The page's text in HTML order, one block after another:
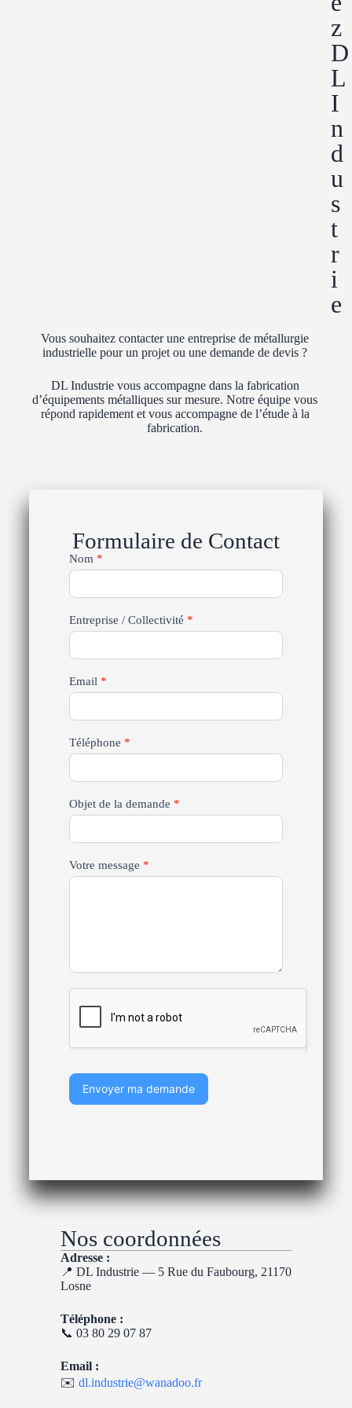
z
D
L
I
n
d
u
s
t
r
i
e
Vous souhaitez contacter une entreprise de métallurgie
industrielle pour un projet ou une demande de devis ?
DL Industrie vous accompagne dans la fabrication
d’équipements métalliques sur mesure. Notre équipe vous
répond rapidement et vous accompagne de l’étude à la
fabrication.
Formulaire de Contact
formulaire
de
Nom *
Entreprise / Collectivité *
Email *
Téléphone *
Objet de la demande *
Votre message *
Envoyer ma demande
Nos coordonnées
Adresse :
📍 DL Industrie — 5 Rue du Faubourg, 21170
Losne
Téléphone :
📞 03 80 29 07 87
Email :
✉️ dl.industrie@wanadoo.fr